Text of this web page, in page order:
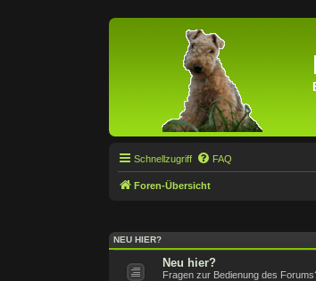
Schnellzugriff FAQ
Foren-Übersicht
NEU HIER?
Neu hier?
Fragen zur Bedienung des